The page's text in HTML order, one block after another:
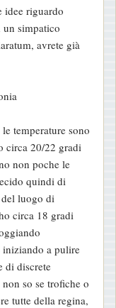
idee riguardo
simpatico
avrete già
temperature sono
circa 20/22 gradi
non poche le
quindi di
luogo di
circa 18 gradi
a pulire
di discrete
so se trofiche o
tutte della regina,